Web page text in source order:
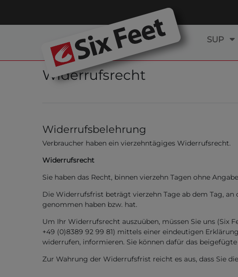
SUP
Widerrufs­recht
Widerrufsbelehrung
Verbraucher haben ein vierzehntägiges Widerrufsrecht.
Widerrufsrecht
Sie haben das Recht, binnen vierzehn Tagen ohne
Die Widerrufsfrist beträgt vierzehn Tage ab dem Tag,
genommen haben bzw. hat.
Um Ihr Widerrufsrecht auszuüben, müssen Sie uns (Six
+49 (0)8389 92 99 81) mittels einer eindeutigen
widerrufen, informieren. Sie können dafür das
Zur Wahrung der Widerrufsfrist reicht es aus, dass Sie